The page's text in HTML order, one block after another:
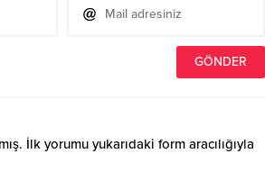
İlk yorumu yukarıdaki form aracılığıyla